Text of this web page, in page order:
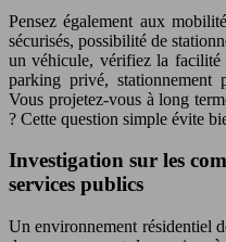
Pensez également aux
sécurisés, possibilité de
un véhicule, vérifiez la facilité
parking privé, stationnement
Vous projetez-vous à long
? Cette question simple évite
Investigation sur les
services publics
Un environnement résidentiel